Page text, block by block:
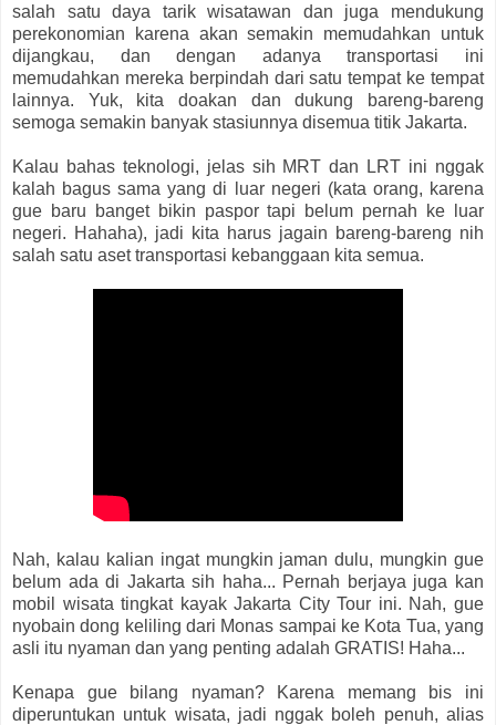
salah satu daya tarik wisatawan dan juga mendukung
perekonomian karena akan semakin memudahkan untuk
dijangkau, dan dengan adanya transportasi ini
memudahkan mereka berpindah dari satu tempat ke tempat
lainnya. Yuk, kita doakan dan dukung bareng-bareng
semoga semakin banyak stasiunnya disemua titik Jakarta.
Kalau bahas teknologi, jelas sih MRT dan LRT ini nggak
kalah bagus sama yang di luar negeri (kata orang, karena
gue baru banget bikin paspor tapi belum pernah ke luar
negeri. Hahaha), jadi kita harus jagain bareng-bareng nih
salah satu aset transportasi kebanggaan kita semua.
Nah, kalau kalian ingat mungkin jaman dulu, mungkin gue
belum ada di Jakarta sih haha... Pernah berjaya juga kan
mobil wisata tingkat kayak Jakarta City Tour ini. Nah, gue
nyobain dong keliling dari Monas sampai ke Kota Tua, yang
asli itu nyaman dan yang penting adalah GRATIS! Haha...
Kenapa gue bilang nyaman? Karena memang bis ini
diperuntukan untuk wisata, jadi nggak boleh penuh, alias